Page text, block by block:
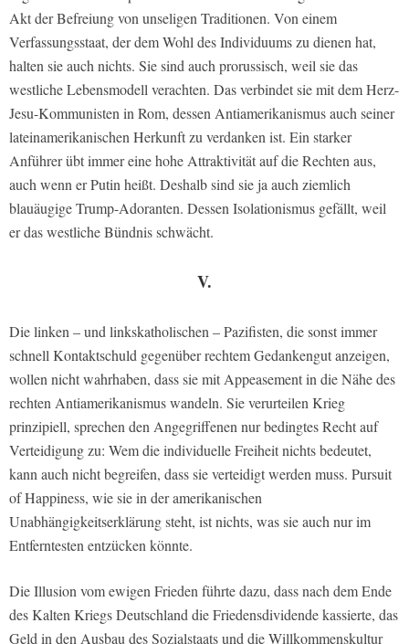
Akt der Befreiung von unseligen Traditionen. Von einem
Verfassungsstaat, der dem Wohl des Individuums zu dienen hat,
halten sie auch nichts. Sie sind auch prorussisch, weil sie das
westliche Lebensmodell verachten. Das verbindet sie mit dem Herz-
Jesu-Kommunisten in Rom, dessen Antiamerikanismus auch seiner
lateinamerikanischen Herkunft zu verdanken ist. Ein starker
Anführer übt immer eine hohe Attraktivität auf die Rechten aus,
auch wenn er Putin heißt. Deshalb sind sie ja auch ziemlich
blauäugige Trump-Adoranten. Dessen Isolationismus gefällt, weil
er das westliche Bündnis schwächt.
V.
Die linken – und linkskatholischen – Pazifisten, die sonst immer
schnell Kontaktschuld gegenüber rechtem Gedankengut anzeigen,
wollen nicht wahrhaben, dass sie mit Appeasement in die Nähe des
rechten Antiamerikanismus wandeln. Sie verurteilen Krieg
prinzipiell, sprechen den Angegriffenen nur bedingtes Recht auf
Verteidigung zu: Wem die individuelle Freiheit nichts bedeutet,
kann auch nicht begreifen, dass sie verteidigt werden muss. Pursuit
of Happiness, wie sie in der amerikanischen
Unabhängigkeitserklärung steht, ist nichts, was sie auch nur im
Entferntesten entzücken könnte.
Die Illusion vom ewigen Frieden führte dazu, dass nach dem Ende
des Kalten Kriegs Deutschland die Friedensdividende kassierte, das
Geld in den Ausbau des Sozialstaats und die Willkommenskultur